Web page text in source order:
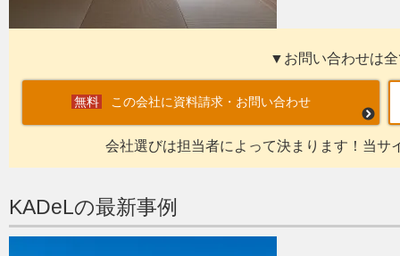
▼お問い合わせは
この会社に資料請求・お問い合わせ
会社選びは担当者によって決まります！当サ
KADeLの最新事例